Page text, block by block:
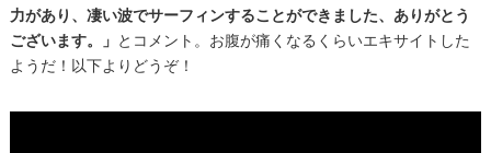
力があり、凄い波でサーフィンすることができました、ありがとう
ございます。」 とコメント。お腹が痛くなるくらいエキサイトした
ようだ！以下よりどうぞ！